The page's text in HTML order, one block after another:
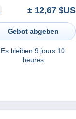
± 12,67 $US
Gebot abgeben
Es bleiben 9 jours 10
heures